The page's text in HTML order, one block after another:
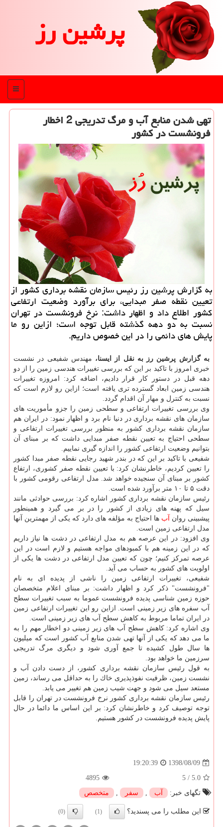
پرشین رز
منو
تهی شدن منابع آب و مرگ تدریجی 2 اخطار
فرونشست در كشور
به گزارش پرشین رز رئیس سازمان نقشه برداری كشور از
تعیین نقطه صفر مبدایی، برای برآورد وضعیت ارتفاعی
كشور اطلاع داد و اظهار داشت: نرخ فرونشست در تهران
نسبت به دو دهه گذشته قابل توجه است؛ ازاین رو ما
پایش های دائمی را در این خصوص داریم.
به گزارش پرشین رز به نقل از ایسنا، مهندس شفیعی در نشست
خبری امروز با تاكید بر این كه بررسی تغییرات هندسی زمین را از دو
دهه قبل در دستور كار قرار دادیم، اضافه كرد: امروزه تغییرات
هندسی زمین ابعاد گسترده تری یافته است؛ ازاین رو لازم است كه
نسبت به كنترل و مهار آن اقدام گردد.
وی بررسی تغییرات ارتفاعی و سطحی زمین را جزو مأموریت های
سازمان های نقشه برداری در دنیا نام برد و اظهار نمود: در ایران هم
سازمان نقشه برداری كشور به منظور بررسی تغییرات ارتفاعی و
سطحی احتیاج به تعیین نقطه صفر مبدایی داشت كه بر مبنای آن
بتوانیم وضعیت ارتفاعی كشور را اندازه گیری نماییم.
شفیعی با تاكید بر این كه در بندر شهید رجایی نقطه صفر مبدا كشور
را تعیین كردیم، خاطرنشان كرد: با تعیین نقطه صفر كشوری، ارتفاع
كشور بر مبنای آن سنجیده خواهد شد. مدل ارتفاعی رقومی كشور با
دقت ۵ تا ۱۰ متر برآورد شده است.
رئیس سازمان نقشه برداری كشور اشاره كرد: بررسی حوادثی مانند
سیل كه پهنه های زیادی از كشور را در بر می گیرد و همینطور
پیشبینی روان آب ها احتیاج به مؤلفه های دارد كه یكی از مهمترین آنها
مدل ارتفاعی زمین است.
وی افزود: در این عرصه هم به مدل ارتفاعی در دشت ها نیاز داریم
كه در این زمینه هم با كمبودهای مواجه هستیم و لازم است در این
عرصه تمركز كنیم؛ چون كه تعیین مدل ارتفاعی در دشت ها یكی از
اولویت های كشور به حساب می آید.
شفیعی، تغییرات ارتفاعی زمین را ناشی از پدیده ای به نام
"فرونشست" ذكر كرد و اظهار داشت: بر مبنای اعلام متخصصان
حوزه زمین شناسی پدیده فرونشست عموما به سبب تغییرات سطح
آب سفره های زیر زمینی است. ازاین رو این تغییرات ارتفاعی زمین
در ایران تماما مربوط به كاهش سطح آب های زیر زمینی است.
وی اشاره كرد: كاهش سطح آب های زیر زمینی دو اخطار مهم را به
ما می دهد كه یكی از آنها تهی شدن منابع آب كشور است كه میلیون
ها سال طول كشیده تا جمع آوری شود و دیگری مرگ تدریجی
سرزمین ما خواهد بود.
به قول رئیس سازمان نقشه برداری كشور، از دست دادن آب و
نشست زمین، ظرفیت نفوذپذیری خاك را به حداقل می رساند، زمین
مستعد سیل می شود و جهت شیب زمین هم تغییر می یابد.
رئیس سازمان نقشه برداری كشور نرخ فرونشست در تهران را قابل
توجه توصیف كرد و خاطرنشان كرد: بر این اساس ما دائما در حال
پایش پدیده فرونشست در كشور هستیم.
1398/08/09
19:20:39
5.0
/
5
4895
تگهای خبر:
آب , سفر , متخصص
این مطلب را می پسندید؟ (1)
(0)